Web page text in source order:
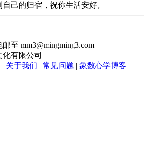
己的归宿，祝你生活安好。
邮至 mm3@mingming3.com
有限公司
| 关于我们 | 常见问题 | 象数心学博客